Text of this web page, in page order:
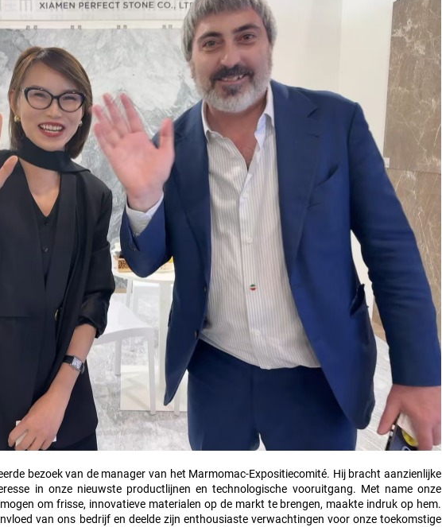
bezoek van de manager van het Marmomac-Expositiecomité. Hij bracht aanzienlijke
in onze nieuwste productlijnen en technologische vooruitgang. Met name onze
om frisse, innovatieve materialen op de markt te brengen, maakte indruk op hem.
van ons bedrijf en deelde zijn enthousiaste verwachtingen voor onze toekomstige